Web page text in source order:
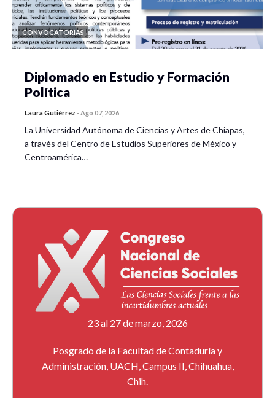
CONVOCATORIAS
Diplomado en Estudio y Formación
Política
Laura Gutiérrez -Ago 07, 2026
La Universidad Autónoma de Ciencias y Artes de Chiapas,
a través del Centro de Estudios Superiores de México y
Centroamérica…
23 al 27 de marzo, 2026
Posgrado de la Facultad de Contaduría y
Administración, UACH, Campus II, Chihuahua,
Chih.